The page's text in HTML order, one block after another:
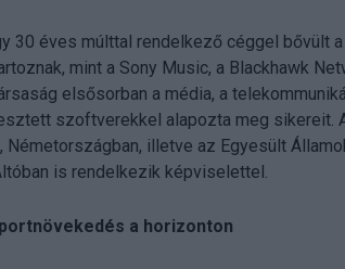
30 éves múlttal rendelkező céggel bővült
mint a Sony Music, a Blackhawk
elsősorban a média, a
szoftverekkel alapozta meg sikereit.
Németországban, illetve az Egyesült
is rendelkezik képviselettel.
a horizonton